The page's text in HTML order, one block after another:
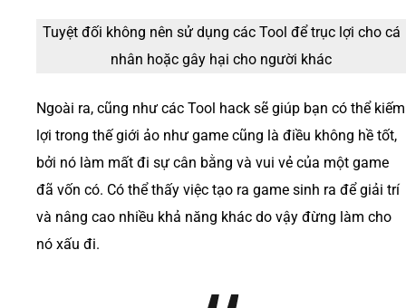
Tuyệt đối không nên sử dụng các Tool để trục lợi cho cá
nhân hoặc gây hại cho người khác
Ngoài ra, cũng như các Tool hack sẽ giúp bạn có thể kiếm
lợi trong thế giới ảo như game cũng là điều không hề tốt,
bởi nó làm mất đi sự cân bằng và vui vẻ của một game
đã vốn có. Có thể thấy việc tạo ra game sinh ra để giải trí
và nâng cao nhiều khả năng khác do vậy đừng làm cho
nó xấu đi.